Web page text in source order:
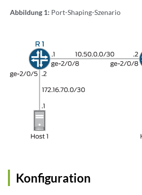
Abbildung 1: Port-Shaping-Szenario
Konfiguration